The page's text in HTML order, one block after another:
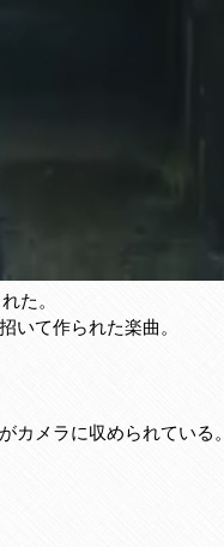
た。
いて作られた楽曲。
カメラに収められている。